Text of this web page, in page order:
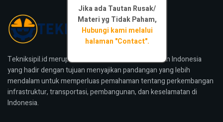
Tekniksipil.id merupakan media konstruksi bangunan Indonesia
yang hadir dengan tujuan menyajikan pandangan yang lebih
mendalam untuk memperluas pemahaman tentang perkembangan
infrastruktur, transportasi, pembangunan, dan keselamatan di
Indonesia.
Jika ada Tautan Rusak/
Materi yg Tidak Paham,
Hubungi kami melalui
halaman "Contact".